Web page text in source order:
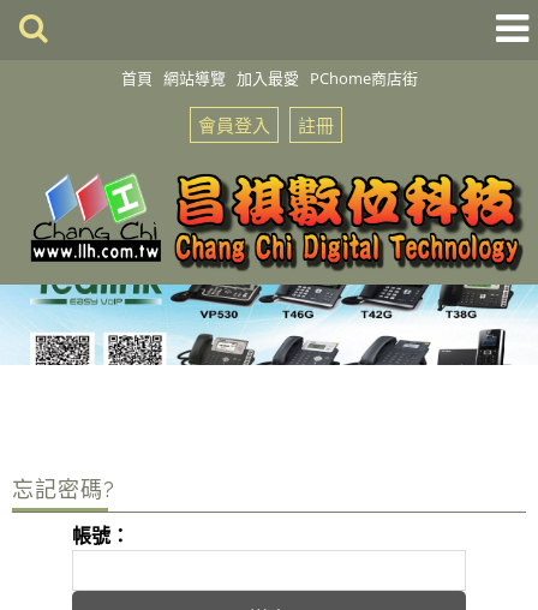
首頁 網站導覽 加入最愛 PChome商店街
會員登入 註冊
忘記密碼?
帳號：